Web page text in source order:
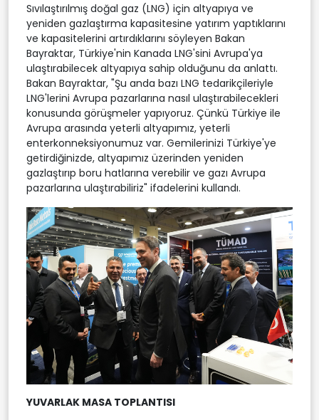
Sıvılaştırılmış doğal gaz (LNG) için altyapıya ve
yeniden gazlaştırma kapasitesine yatırım yaptıklarını
ve kapasitelerini artırdıklarını söyleyen Bakan
Bayraktar, Türkiye'nin Kanada LNG'sini Avrupa'ya
ulaştırabilecek altyapıya sahip olduğunu da anlattı.
Bakan Bayraktar, "Şu anda bazı LNG tedarikçileriyle
LNG'lerini Avrupa pazarlarına nasıl ulaştırabilecekleri
konusunda görüşmeler yapıyoruz. Çünkü Türkiye ile
Avrupa arasında yeterli altyapımız, yeterli
enterkonneksiyonumuz var. Gemilerinizi Türkiye'ye
getirdiğinizde, altyapımız üzerinden yeniden
gazlaştırıp boru hatlarına verebilir ve gazı Avrupa
pazarlarına ulaştırabiliriz" ifadelerini kullandı.
YUVARLAK MASA TOPLANTISI